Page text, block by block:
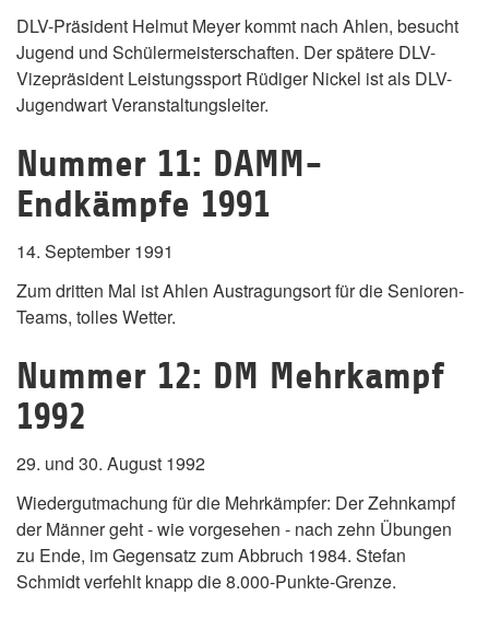
DLV-Präsident Helmut Meyer kommt nach Ahlen, besucht
Jugend und Schülermeisterschaften. Der spätere DLV-
Vizepräsident Leistungssport Rüdiger Nickel ist als DLV-
Jugendwart Veranstaltungsleiter.
Nummer 11: DAMM-
Endkämpfe 1991
14. September 1991
Zum dritten Mal ist Ahlen Austragungsort für die Senioren-
Teams, tolles Wetter.
Nummer 12: DM Mehrkampf
1992
29. und 30. August 1992
Wiedergutmachung für die Mehrkämpfer: Der Zehnkampf
der Männer geht - wie vorgesehen - nach zehn Übungen
zu Ende, im Gegensatz zum Abbruch 1984. Stefan
Schmidt verfehlt knapp die 8.000-Punkte-Grenze.